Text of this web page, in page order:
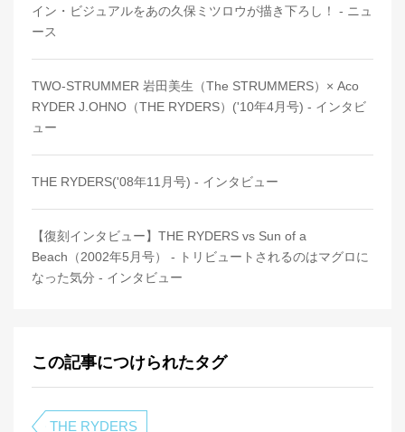
イン・ビジュアルをあの久保ミツロウが描き下ろし！ - ニュ
ース
TWO-STRUMMER 岩田美生（The STRUMMERS）× Aco
RYDER J.OHNO（THE RYDERS）('10年4月号) - インタビ
ュー
THE RYDERS('08年11月号) - インタビュー
【復刻インタビュー】THE RYDERS vs Sun of a
Beach（2002年5月号） - トリビュートされるのはマグロに
なった気分 - インタビュー
この記事につけられたタグ
THE RYDERS